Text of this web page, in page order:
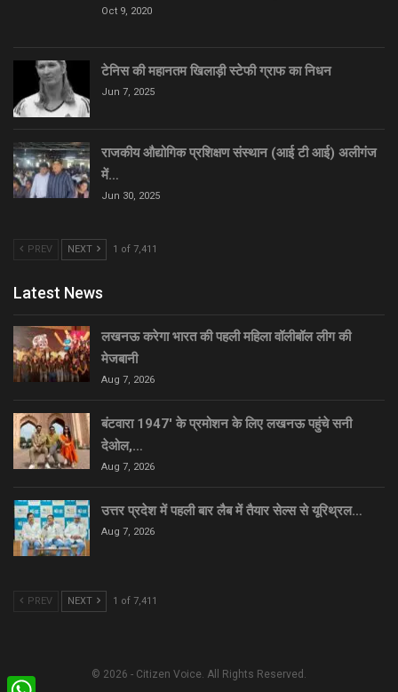
Oct 9, 2020
टेनिस की महानतम खिलाड़ी स्टेफी ग्राफ का निधन
Jun 7, 2025
राजकीय औद्योगिक प्रशिक्षण संस्थान (आई टी आई) अलीगंज
में…
Jun 30, 2025
PREV NEXT 1 of 7,411
Latest News
लखनऊ करेगा भारत की पहली महिला वॉलीबॉल लीग की
मेजबानी
Aug 7, 2026
बंटवारा 1947′ के प्रमोशन के लिए लखनऊ पहुंचे सनी
देओल,…
Aug 7, 2026
उत्तर प्रदेश में पहली बार लैब में तैयार सेल्स से यूरिथ्रल…
Aug 7, 2026
PREV NEXT 1 of 7,411
© 2026 - Citizen Voice. All Rights Reserved.